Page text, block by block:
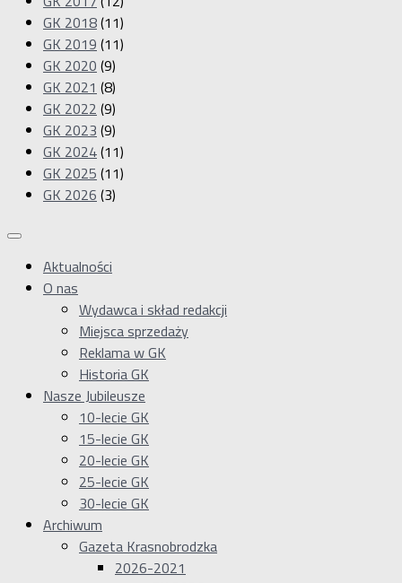
GK 2018(11)
GK 2019 (11)
GK 2020 (9)
GK 2021 (8)
GK 2022 (9)
GK 2023 (9)
GK 2024(11)
GK 2025 (11)
GK 2026 (3)
Aktualności
O nas
Wydawca i skład redakcji
Miejsca sprzedaży
Reklama w GK
Historia GK
Nasze Jubileusze
10-lecie GK
15-lecie GK
20-lecie GK
25-lecie GK
30-lecie GK
Archiwum
Gazeta Krasnobrodzka
2026-2021